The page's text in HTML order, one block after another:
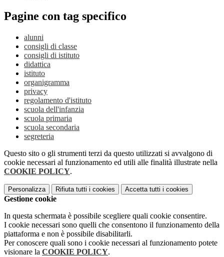
Pagine con tag specifico
alunni
consigli di classe
consigli di istituto
didattica
istituto
organigramma
privacy
regolamento d'istituto
scuola dell'infanzia
scuola primaria
scuola secondaria
segreteria
Questo sito o gli strumenti terzi da questo utilizzati si avvalgono di
cookie necessari al funzionamento ed utili alle finalità illustrate nella
COOKIE POLICY.
Personalizza Rifiuta tutti i cookies Accetta tutti i cookies
Gestione cookie
In questa schermata è possibile scegliere quali cookie consentire.
I cookie necessari sono quelli che consentono il funzionamento della
piattaforma e non è possibile disabilitarli.
Per conoscere quali sono i cookie necessari al funzionamento potete
visionare la COOKIE POLICY.